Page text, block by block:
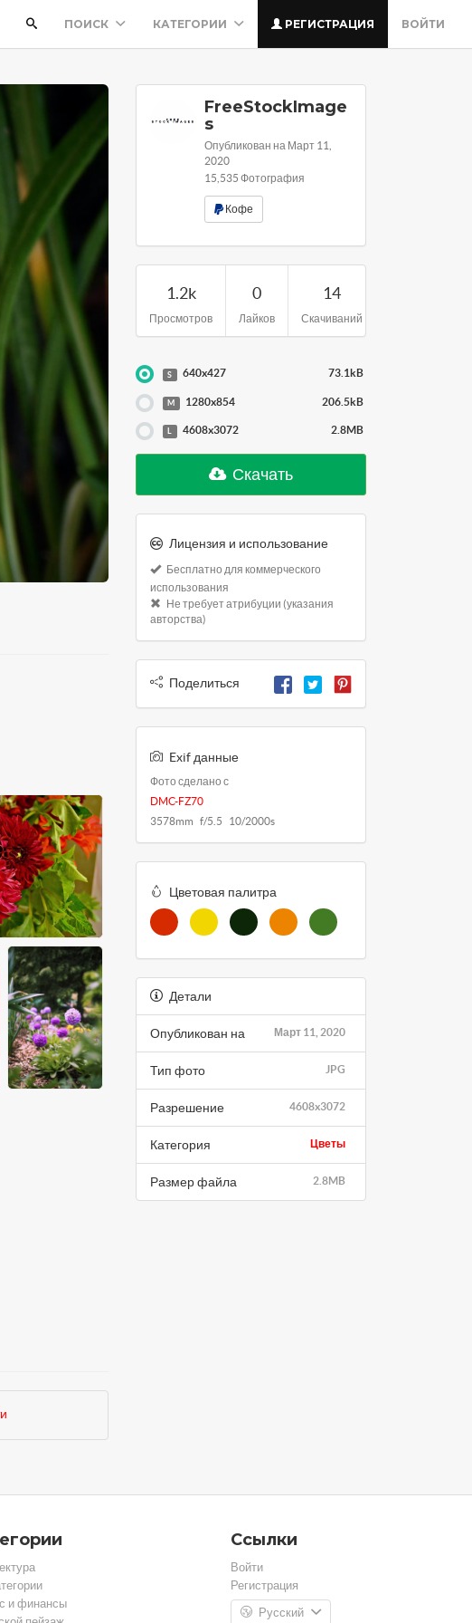
ПОИСК КАТЕГОРИИ РЕГИСТРАЦИЯ ВОЙТИ
FreeStockImage
s
Опубликован на Март 11,
2020
15,535 Фотография
Кофе
1.2k
Просмотров
0
Лайков
14
Скачиваний
S 640x427 73.1kB
M 1280x854 206.5kB
L 4608x3072 2.8MB
Скачать
Лицензия и использование
Бесплатно для коммерческого
использования
Не требует атрибуции (указания
авторства)
Поделиться
Exif данные
Фото сделано с
DMC-FZ70
3578mm f/5.5 10/2000s
Цветовая палитра
Детали
Март 11, 2020
Опубликован на
JPG
Тип фото
4608x3072
Разрешение
Цветы
Категория
2.8MB
Размер файла
и финансы
Ссылки
Войти
Регистрация
Русский